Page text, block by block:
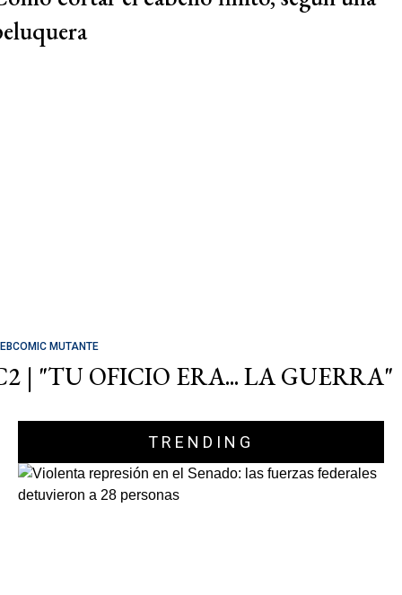
MUTANTE
| "TU OFICIO ERA... LA GUERRA"
TRENDING